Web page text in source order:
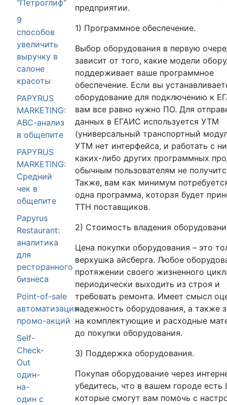
"Петроглиф"
9
способов
увеличить
выручку в
салоне
красоты
PAPYRUS
MARKETING:
АВС-анализ
в общепите
PAPYRUS
MARKETING:
Средний
чек в
общепите
Papyrus
Restaurant:
аналитика
для
ресторанного
бизнеса
Point-of-sale
автоматизация
промо-акций
Self-
Check-
Out
один-
на-
один с
предприятии.
1) Программное обеспечение.
Выбор оборудования в первую
зависит от того, какие модели
поддерживает ваше программное
обеспечение. Если вы
оборудование для подключению к
вам все равно нужно ПО. Для
данных в ЕГАИС используется УТМ
(универсальный транспортный
УТМ нет интерфейса, и работать с
каких-либо других программных
обычным пользователям не
Также, вам как минимум
одна программа, которая будет
ТТН поставщиков.
2) Стоимость владения
Цена покупки оборудования – это
верхушка айсберга. Любое
протяжении своего жизненного
периодически выходить из строя и
требовать ремонта. Имеет смысл
надежность оборудования, а также
на комплектующие и расходные
до покупки оборудования.
3) Поддержка оборудования.
Покупая оборудование через
убедитесь, что в вашем городе есть
которые смогут вам помочь с